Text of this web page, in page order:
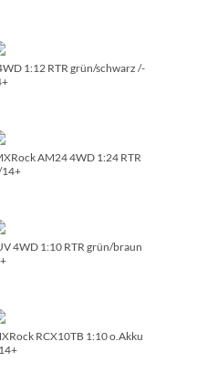
1:12 RTR grün/­schwarz /­
AM24 4WD 1:24 RTR
­14+
4WD 1:10 RTR grün/­braun
RCX10TB 1:10 o.Akku